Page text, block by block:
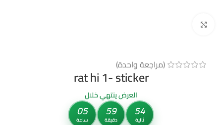
(مراجعة واحدة)
rat hi 1- sticker
العرض ينتهي خلال
05
ساعة
59
دقيقة
53
ثانية